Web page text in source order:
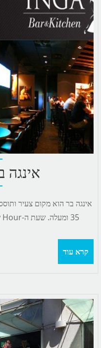
אינגה
אינגה בר הוא מקום צעיר
35 ומעלה. שעת ה-Happy Hour המתחילה אחרי השעה…
קרא עוד